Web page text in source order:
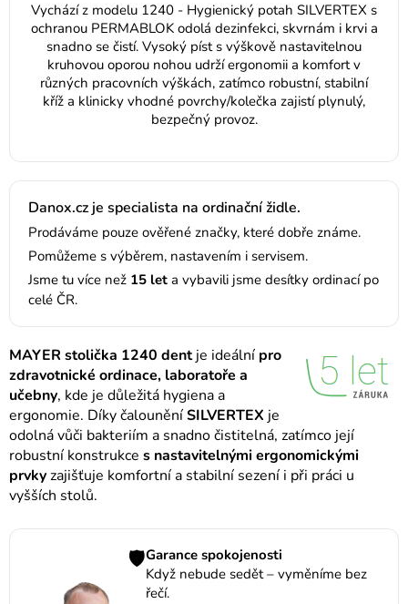
Danox.cz je specialista na ordinační židle.
Prodáváme pouze ověřené značky, které dobře známe.
Pomůžeme s výběrem, nastavením i servisem.
Jsme tu více než 15 let a vybavili jsme desítky ordinací po
celé ČR.
MAYER stolička 1240 dentje ideální pro
zdravotnické ordinace, laboratoře a
učebny, kde je důležitá hygiena a
ergonomie. Díky čalouněníSILVERTEX je
odolná vůči bakteriím a snadno čistitelná, zatímco její
robustní konstrukce s nastavitelnými ergonomickými
prvkyzajišťuje komfortní a stabilní sezení i při práci u
vyšších stolů.
🛡️Garance spokojenosti
Když nebude sedět – vyměníme bez
řečí.
Vychází z modelu 1240 - Hygienický potah SILVERTEX s
ochranou PERMABLOK odolá dezinfekci, skvrnám i krvi a
snadno se čistí. Vysoký píst s výškově nastavitelnou
kruhovou oporou nohou udrží ergonomii a komfort v
různých pracovních výškách, zatímco robustní, stabilní
kříž a klinicky vhodné povrchy/kolečka zajistí plynulý,
bezpečný provoz.